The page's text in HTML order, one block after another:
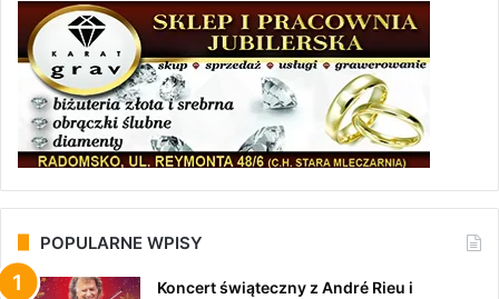
POPULARNE WPISY
Koncert świąteczny z André Rieu i